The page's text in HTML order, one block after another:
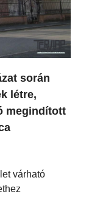
során
létre,
megindított
várható